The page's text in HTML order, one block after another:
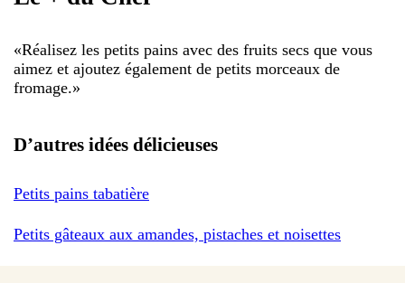
«Réalisez les petits pains avec des fruits secs que vous
aimez et ajoutez également de petits morceaux de
fromage.»
D’autres idées délicieuses
Petits pains tabatière
Petits gâteaux aux amandes, pistaches et noisettes